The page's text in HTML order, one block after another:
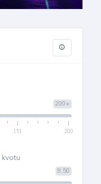
200+
151 200
9.50